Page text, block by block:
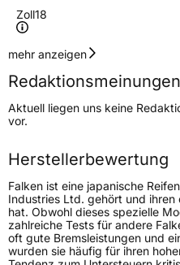
Zoll18
Geschwindigkeitsindex
Höchstgeschwindigkeit
210
Lastindex102
Höchstlast850 kg
Gewicht (in kg)
11,467 kg
Generelle Merkmale
FahrzeugtypSUV
mehr anzeigen
Redaktionsmeinungen
Aktuell liegen uns keine
vor.
Herstellerbewertung
Falken ist eine japanische
Industries Ltd. gehört und
hat. Obwohl dieses spezielle
zahlreiche Tests für andere
oft gute Bremsleistungen und
wurden sie häufig für ihren